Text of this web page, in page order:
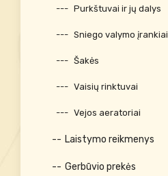
Purkštuvai ir jų dalys
Sniego valymo įrankiai
Šakės
Vaisių rinktuvai
Vejos aeratoriai
Laistymo reikmenys
Gerbūvio prekės